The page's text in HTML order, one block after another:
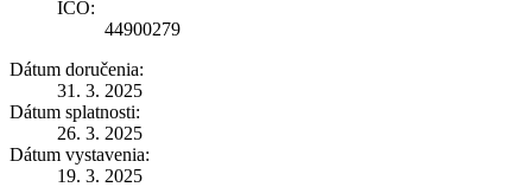
IČO:
44900279
Dátum doručenia:
31. 3. 2025
Dátum splatnosti:
26. 3. 2025
Dátum vystavenia:
19. 3. 2025